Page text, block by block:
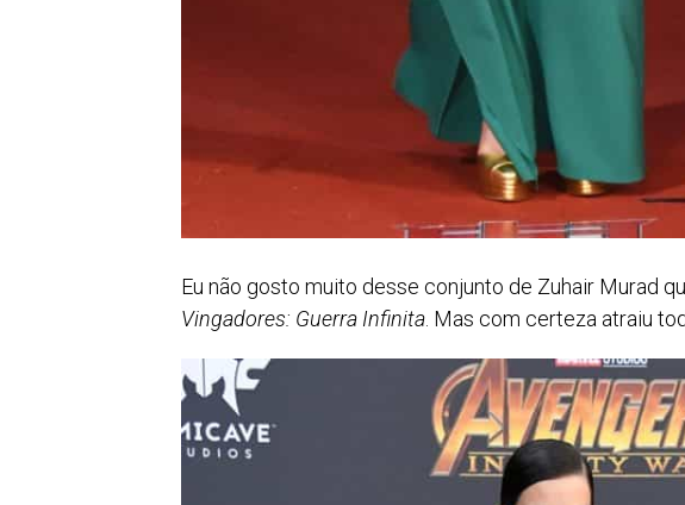
Eu não gosto muito desse conjunto de Zuhair Murad
Vingadores: Guerra Infinita . Mas com certeza atraiu